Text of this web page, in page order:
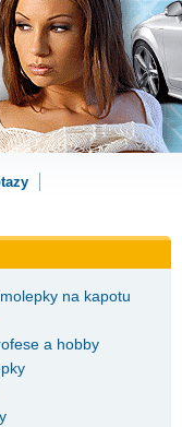
na kapotu
a hobby